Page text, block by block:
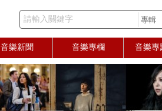
請輸入關鍵字
音樂新聞 音樂專欄 音樂專